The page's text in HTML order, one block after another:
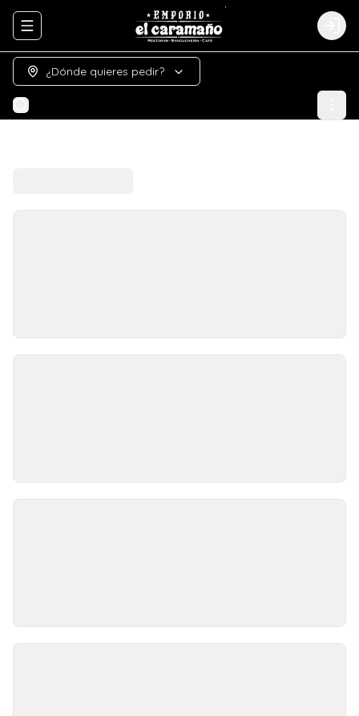
Abrir menu de navegación Login
¿Dónde quieres pedir?